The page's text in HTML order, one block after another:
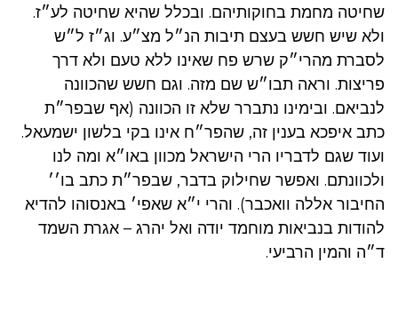
שחיטה מחמת בחוקותיהם. ובכלל שהיא שחיטה לע״ז.
ולא שיש חשש בעצם תיבות הנ״ל מצ״ע. וג״ז ל״ש
לסברת מהרי״ק שרש פח שאינו ללא טעם ולא דרך
פריצות. וראה תבו״ש שם מזה. וגם חשש שהכוונה
לנביאם. ובימינו נתברר שלא זו הכוונה (אף שבפר״ת
כתב איפכא בענין זה, שהפר״ח אינו בקי בלשון ישמעאל.
ועוד שגם לדבריו הרי הישראל מכוון באו״א ומה לנו
ולכוונתם. ואפשר שחילוק בדבר, שבפר״ת כתב בו׳׳
החיבור אללה וואכבר). והרי י״א שאפי׳ באנסוהו להדיא
להודות בנביאות מוחמד יודה ואל יהרג – אגרת השמד
ד״ה והמין הרביעי.